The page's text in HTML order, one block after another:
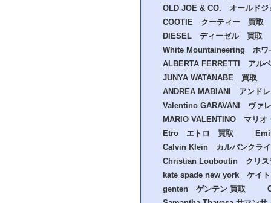
OLD JOE & CO. オールドジ
COOTIE クーティー 買取
DIESEL ディーゼル 買取
White Mountaineering ホワ
ALBERTA FERRETTI アル
JUNYA WATANABE 買取
ANDREA MABIANI アンドレ
Valentino GARAVANI ヴァ
MARIO VALENTINO マリ
Etro エトロ 買取
Calvin Klein カルバンクラ
Christian Louboutin クリス
kate spade new york ケイ
genten ゲンテン 買取